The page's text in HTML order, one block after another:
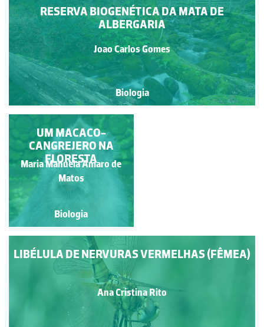
RESERVA BIOGENÉTICA DA MATA DE
ALBERGARIA
Joao Carlos Gomes
Biologia
ANÉMONA
Ana Isabel dos Santos
Rebelo
Biologia
UM MACACO-
CANGREJERO NA
FLORESTA
Maria Manuela Amaro de
Matos
Biologia
LIBÉLULA DE NERVURAS VERMELHAS (FÊMEA)
Ana Cristina Rito